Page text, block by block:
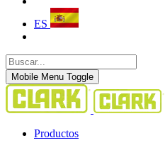
ES
Mobile Menu Toggle
Productos